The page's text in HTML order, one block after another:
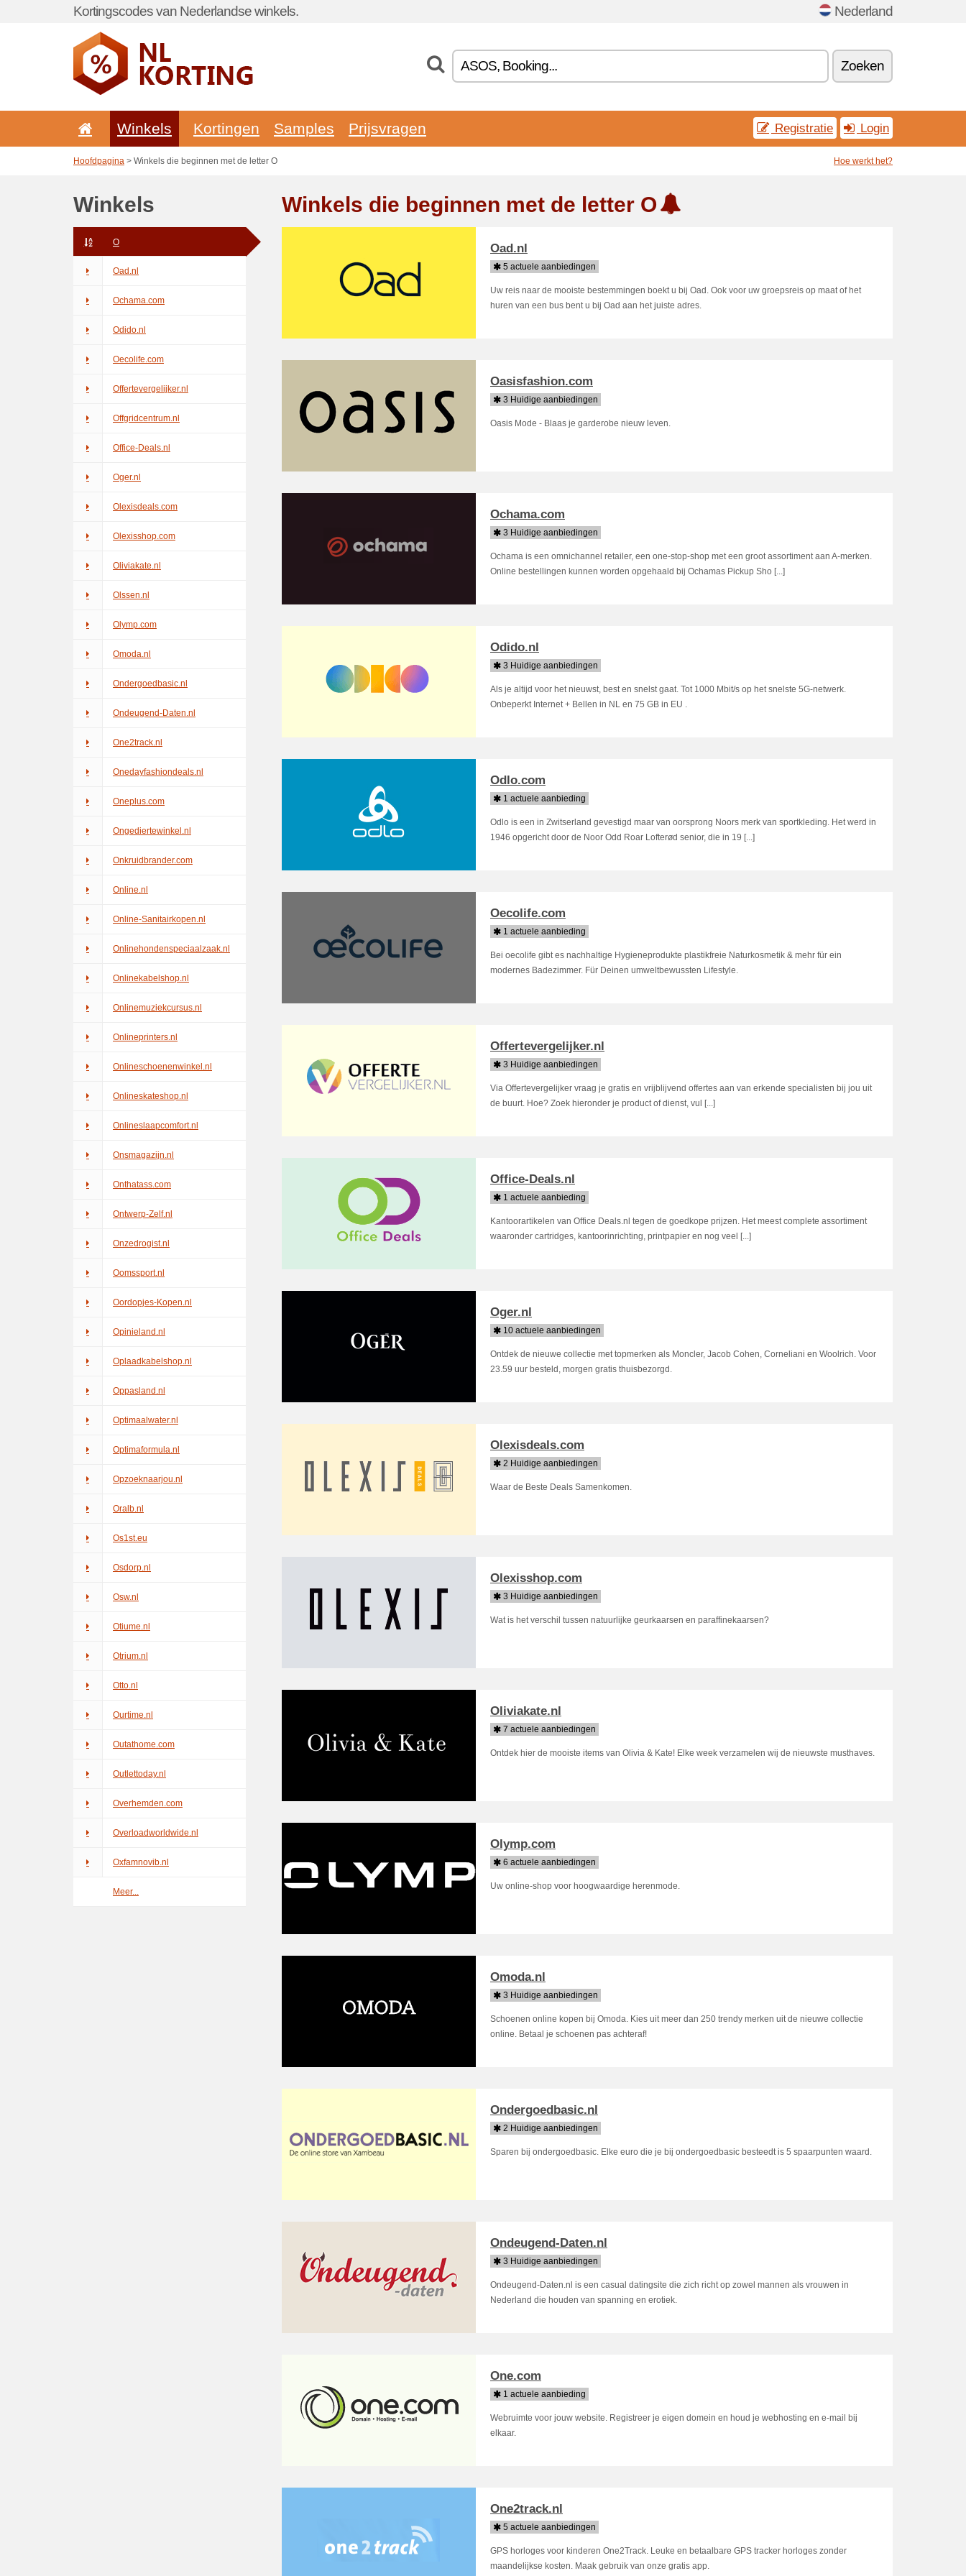
Kortingscodes van Nederlandse winkels. Nederland
Zoeken
Winkels Kortingen Samples Prijsvragen Registratie Login
Hoofdpagina > Winkels die beginnen met de letter O Hoe werkt het?
Winkels
O
Oad.nl
Ochama.com
Odido.nl
Oecolife.com
Offertevergelijker.nl
Offgridcentrum.nl
Office-Deals.nl
Oger.nl
Olexisdeals.com
Olexisshop.com
Oliviakate.nl
Olssen.nl
Olymp.com
Omoda.nl
Ondergoedbasic.nl
Ondeugend-Daten.nl
One2track.nl
Onedayfashiondeals.nl
Oneplus.com
Ongediertewinkel.nl
Onkruidbrander.com
Online.nl
Online-Sanitairkopen.nl
Onlinehondenspeciaalzaak.nl
Onlinekabelshop.nl
Onlinemuziekcursus.nl
Onlineprinters.nl
Onlineschoenenwinkel.nl
Onlineskateshop.nl
Onlineslaapcomfort.nl
Onsmagazijn.nl
Onthatass.com
Ontwerp-Zelf.nl
Onzedrogist.nl
Oomssport.nl
Oordopjes-Kopen.nl
Opinieland.nl
Oplaadkabelshop.nl
Oppasland.nl
Optimaalwater.nl
Optimaformula.nl
Opzoeknaarjou.nl
Oralb.nl
Os1st.eu
Osdorp.nl
Osw.nl
Otiume.nl
Otrium.nl
Otto.nl
Ourtime.nl
Outathome.com
Outlettoday.nl
Overhemden.com
Overloadworldwide.nl
Oxfamnovib.nl
Meer...
Winkels die beginnen met de letter O
Oad.nl
5 actuele aanbiedingen
Uw reis naar de mooiste bestemmingen boekt u bij Oad. Ook voor uw groepsreis op maat of het
huren van een bus bent u bij Oad aan het juiste adres.
Oasisfashion.com
3 Huidige aanbiedingen
Oasis Mode - Blaas je garderobe nieuw leven.
Ochama.com
3 Huidige aanbiedingen
Ochama is een omnichannel retailer, een one-stop-shop met een groot assortiment aan A-merken.
Online bestellingen kunnen worden opgehaald bij Ochamas Pickup Sho [...]
Odido.nl
3 Huidige aanbiedingen
Als je altijd voor het nieuwst, best en snelst gaat. Tot 1000 Mbit/s op het snelste 5G-netwerk.
Onbeperkt Internet + Bellen in NL en 75 GB in EU .
Odlo.com
1 actuele aanbieding
Odlo is een in Zwitserland gevestigd maar van oorsprong Noors merk van sportkleding. Het werd in
1946 opgericht door de Noor Odd Roar Lofterød senior, die in 19 [...]
Oecolife.com
1 actuele aanbieding
Bei oecolife gibt es nachhaltige Hygieneprodukte plastikfreie Naturkosmetik & mehr für ein
modernes Badezimmer. Für Deinen umweltbewussten Lifestyle.
Offertevergelijker.nl
3 Huidige aanbiedingen
Via Offertevergelijker vraag je gratis en vrijblijvend offertes aan van erkende specialisten bij jou uit
de buurt. Hoe? Zoek hieronder je product of dienst, vul [...]
Office-Deals.nl
1 actuele aanbieding
Kantoorartikelen van Office Deals.nl tegen de goedkope prijzen. Het meest complete assortiment
waaronder cartridges, kantoorinrichting, printpapier en nog veel [...]
Oger.nl
10 actuele aanbiedingen
Ontdek de nieuwe collectie met topmerken als Moncler, Jacob Cohen, Corneliani en Woolrich. Voor
23.59 uur besteld, morgen gratis thuisbezorgd.
Olexisdeals.com
2 Huidige aanbiedingen
Waar de Beste Deals Samenkomen.
Olexisshop.com
3 Huidige aanbiedingen
Wat is het verschil tussen natuurlijke geurkaarsen en paraffinekaarsen?
Oliviakate.nl
7 actuele aanbiedingen
Ontdek hier de mooiste items van Olivia & Kate! Elke week verzamelen wij de nieuwste musthaves.
Olymp.com
6 actuele aanbiedingen
Uw online-shop voor hoogwaardige herenmode.
Omoda.nl
3 Huidige aanbiedingen
Schoenen online kopen bij Omoda. Kies uit meer dan 250 trendy merken uit de nieuwe collectie
online. Betaal je schoenen pas achteraf!
Ondergoedbasic.nl
2 Huidige aanbiedingen
Sparen bij ondergoedbasic. Elke euro die je bij ondergoedbasic besteedt is 5 spaarpunten waard.
Ondeugend-Daten.nl
3 Huidige aanbiedingen
Ondeugend-Daten.nl is een casual datingsite die zich richt op zowel mannen als vrouwen in
Nederland die houden van spanning en erotiek.
One.com
1 actuele aanbieding
Webruimte voor jouw website. Registreer je eigen domein en houd je webhosting en e-mail bij
elkaar.
One2track.nl
5 actuele aanbiedingen
GPS horloges voor kinderen One2Track. Leuke en betaalbare GPS tracker horloges zonder
maandelijkse kosten. Maak gebruik van onze gratis app.